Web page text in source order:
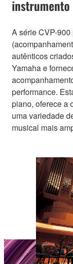
instrumento
A série CVP-
autênticos
Yamaha e
performance.
piano, oferece a
uma variedade
musical mais